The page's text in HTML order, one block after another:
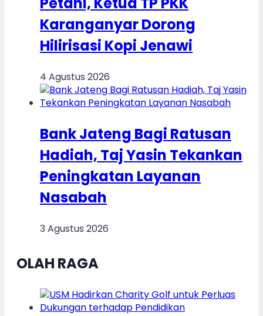
Karanganyar Dorong
Hilirisasi Kopi Jenawi
4 Agustus 2026
Bank Jateng Bagi Ratusan
Hadiah, Taj Yasin Tekankan
Peningkatan Layanan
Nasabah
3 Agustus 2026
OLAH RAGA